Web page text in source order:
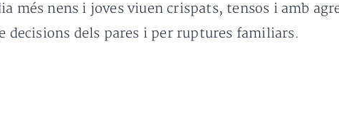
més nens i joves viuen crispats, tensos i amb
decisions dels pares i per ruptures familiars.